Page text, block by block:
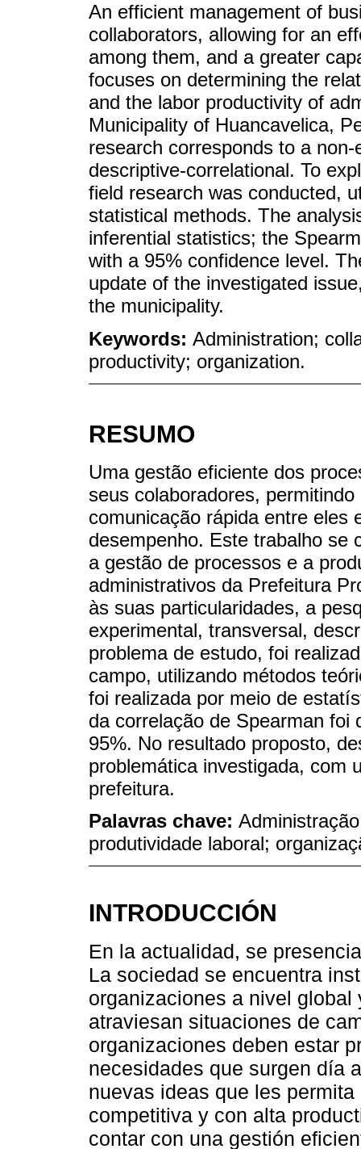
An efficient management of
collaborators, allowing for an
among them, and a greater
focuses on determining the
and the labor productivity of
Municipality of Huancavelica,
research corresponds to a
descriptive-correlational. To
field research was conducted,
statistical methods. The
inferential statistics; the
with a 95% confidence level.
update of the investigated
the municipality.
Keywords: Administration;
productivity; organization.
RESUMO
Uma gestão eficiente dos
seus colaboradores,
comunicação rápida entre eles
desempenho. Este trabalho se
a gestão de processos e a
administrativos da Prefeitura
às suas particularidades, a
experimental, transversal,
problema de estudo, foi
campo, utilizando métodos
foi realizada por meio de
da correlação de Spearman
95%. No resultado proposto,
problemática investigada, com
prefeitura.
Palavras chave:
produtividade laboral;
INTRODUCCIÓN
En la actualidad, se
La sociedad se encuentra
organizaciones a nivel
atraviesan situaciones de
organizaciones deben estar
necesidades que surgen día
nuevas ideas que les
competitiva y con alta
contar con una gestión